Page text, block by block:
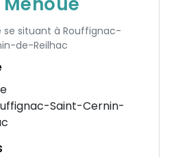
se situant à Rouffignac-
de-Reilhac
Saint-Cernin-